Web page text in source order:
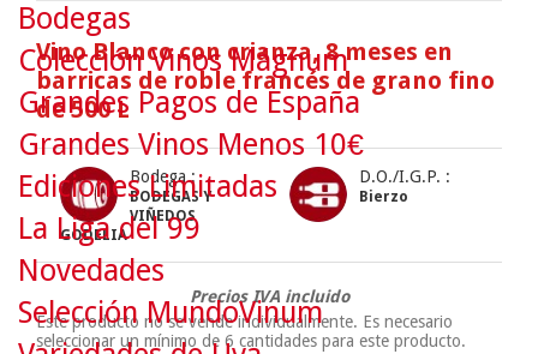
Vino Blanco con crianza, 8 meses en
barricas de roble francés de grano fino
de 500 L
Bodega :
BODEGAS Y
VIÑEDOS
GODELIA
D.O./I.G.P. :
Bierzo
Precios IVA incluido
Este producto no se vende individualmente. Es necesario
seleccionar un mínimo de 6 cantidades para este producto.
Bodegas
Colección Vinos Mágnum
Grandes Pagos de España
Grandes Vinos Menos 10€
Ediciones Limitadas
La Liga del 99
Novedades
Selección MundoVinum